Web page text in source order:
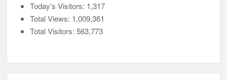
Today's Visitors: 1,317
Total Views: 1,009,361
Total Visitors:563,773